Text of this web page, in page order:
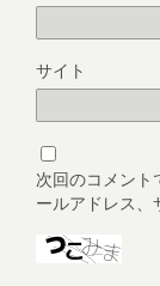
サイト
次回のコメント
ールアドレス、